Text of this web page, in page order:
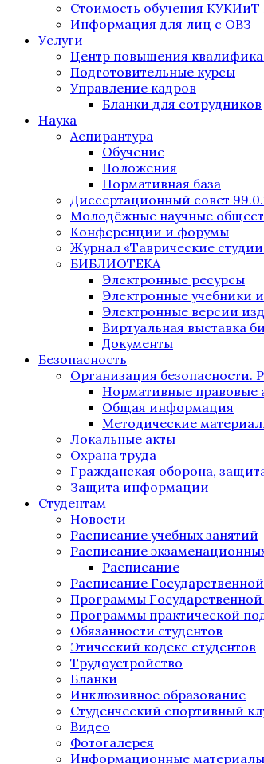
Стоимость обучения КУКИиТ
Информация для лиц с ОВЗ
Услуги
Центр повышения
Подготовительные курсы
Управление кадров
Бланки для сотрудников
Наука
Аспирантура
Обучение
Положения
Нормативная база
Диссертационный совет
Молодёжные научные
Конференции и форумы
Журнал «Таврические
БИБЛИОТЕКА
Электронные ресурсы
Электронные учебники
Электронные версии
Виртуальная выставка
Документы
Безопасность
Организация безопасности.
Нормативные правовые
Общая информация
Методические
Локальные акты
Охрана труда
Гражданская оборона,
Защита информации
Студентам
Новости
Расписание учебных занятий
Расписание
Расписание
Расписание
Программы
Программы практической
Обязанности студентов
Этический кодекс студентов
Трудоустройство
Бланки
Инклюзивное образование
Студенческий спортивный
Видео
Фотогалерея
Информационные материалы